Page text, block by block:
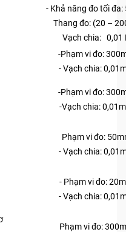
- Khả năng đo tối đa:
Thang đo: (20 –
Vạch chia: 0,01
-Phạm vi đo:
- Vạch chia:
-Phạm vi đo:
-Vạch chia:
Phạm vi đo:
- Vạch chia:
- Phạm vi đo:
- Vạch chia:
Phạm vi đo: